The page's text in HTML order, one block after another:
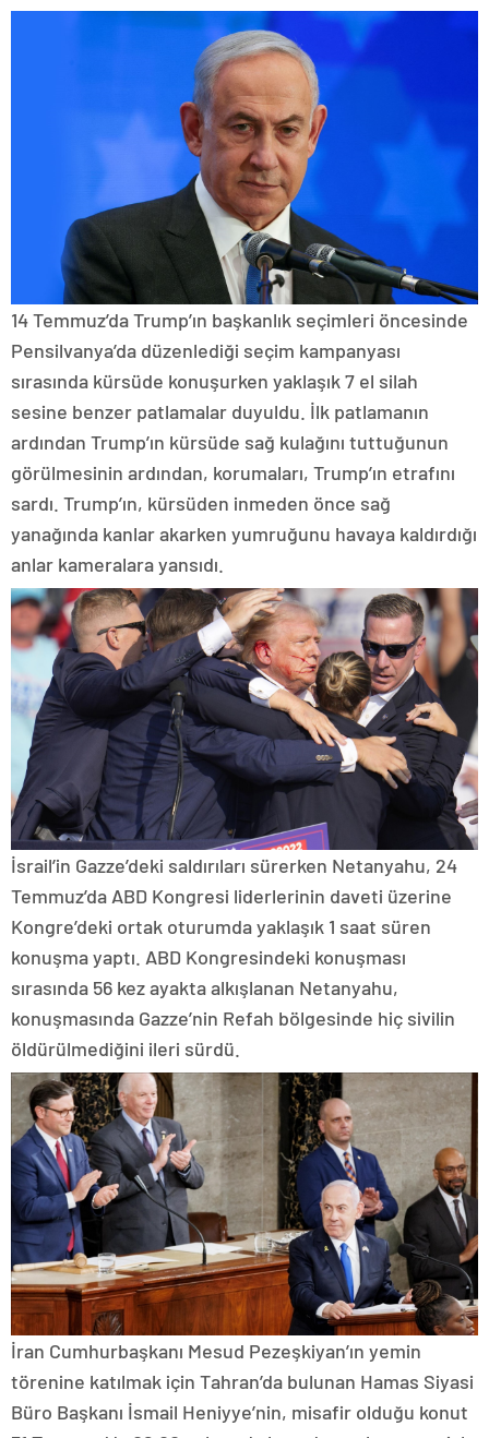
14 Temmuz’da Trump’ın başkanlık seçimleri öncesinde
Pensilvanya’da düzenlediği seçim kampanyası
sırasında kürsüde konuşurken yaklaşık 7 el silah
sesine benzer patlamalar duyuldu. İlk patlamanın
ardından Trump’ın kürsüde sağ kulağını tuttuğunun
görülmesinin ardından, korumaları, Trump’ın etrafını
sardı. Trump’ın, kürsüden inmeden önce sağ
yanağında kanlar akarken yumruğunu havaya kaldırdığı
anlar kameralara yansıdı.
İsrail’in Gazze’deki saldırıları sürerken Netanyahu, 24
Temmuz’da ABD Kongresi liderlerinin daveti üzerine
Kongre’deki ortak oturumda yaklaşık 1 saat süren
konuşma yaptı. ABD Kongresindeki konuşması
sırasında 56 kez ayakta alkışlanan Netanyahu,
konuşmasında Gazze’nin Refah bölgesinde hiç sivilin
öldürülmediğini ileri sürdü.
İran Cumhurbaşkanı Mesud Pezeşkiyan’ın yemin
törenine katılmak için Tahran’da bulunan Hamas Siyasi
Büro Başkanı İsmail Heniyye’nin, misafir olduğu konut